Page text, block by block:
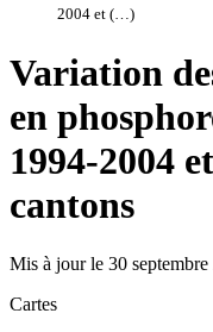
2004 et (…)
Variation
en
1994-2004
cantons
Mis à jour le 30 septembre
Cartes